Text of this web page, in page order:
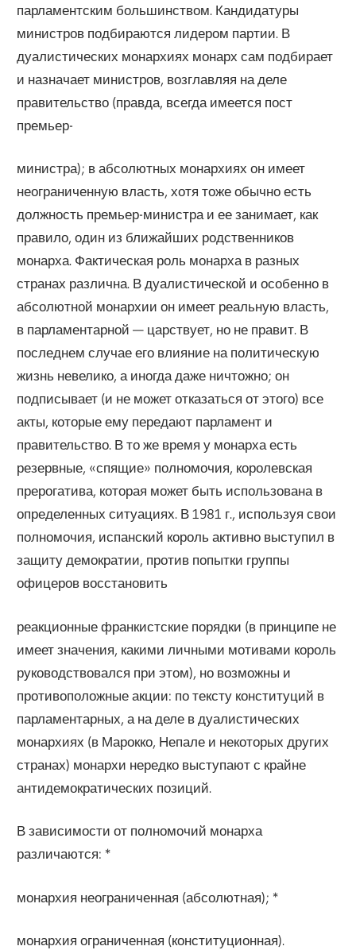
парламентским большинством. Кандидатуры
министров подбираются лидером партии. В
дуалистических монархиях монарх сам подбирает
и назначает министров, возглавляя на деле
правительство (правда, всегда имеется пост
премьер-
министра); в абсолютных монархиях он имеет
неограниченную власть, хотя тоже обычно есть
должность премьер-министра и ее занимает, как
правило, один из ближайших родственников
монарха. Фактическая роль монарха в разных
странах различна. В дуалистической и особенно в
абсолютной монархии он имеет реальную власть,
в парламентарной — царствует, но не правит. В
последнем случае его влияние на политическую
жизнь невелико, а иногда даже ничтожно; он
подписывает (и не может отказаться от этого) все
акты, которые ему передают парламент и
правительство. В то же время у монарха есть
резервные, «спящие» полномочия, королевская
прерогатива, которая может быть использована в
определенных ситуациях. В 1981 г., используя свои
полномочия, испанский король активно выступил в
защиту демократии, против попытки группы
офицеров восстановить
реакционные франкистские порядки (в принципе не
имеет значения, какими личными мотивами король
руководствовался при этом), но возможны и
противоположные акции: по тексту конституций в
парламентарных, а на деле в дуалистических
монархиях (в Марокко, Непале и некоторых других
странах) монархи нередко выступают с крайне
антидемократических позиций.
В зависимости от полномочий монарха
различаются: *
монархия неограниченная (абсолютная); *
монархия ограниченная (конституционная).